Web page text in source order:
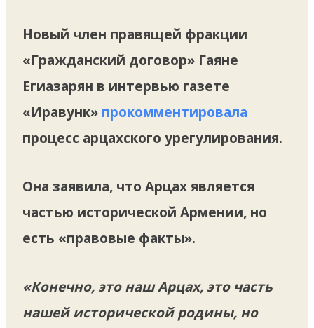
Новый член правящей фракции
«Гражданский договор» Гаяне
Егиазарян в интервью газете
«Иравунк» прокомментировала
процесс арцахского урегулирования.
Она заявила, что Арцах является
частью исторической Армении, но
есть «правовые факты».
«Конечно, это наш Арцах, это часть
нашей исторической родины, но